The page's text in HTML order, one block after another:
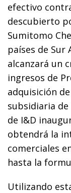
efectivo
descubierto
Sumitomo
países de Sur
alcanzará un
ingresos de
adquisición
subsidiaria
de I&D
obtendrá la
comerciales
hasta la
Utilizando